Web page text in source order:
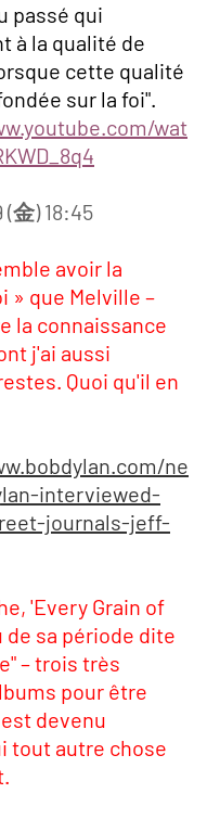
passé qui
à la qualité de
cette qualité
sur la foi".
wat
(金) 18:45
avoir la
» que Melville –
la connaissance
j'ai aussi
Quoi qu'il en
ne
interviewed-
journals-jeff-
'Every Grain of
de sa période dite
– trois très
pour être
devenu
tout autre chose